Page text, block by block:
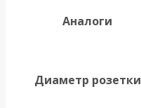
Аналоги
Диаметр розетки